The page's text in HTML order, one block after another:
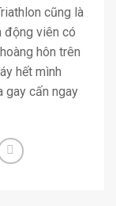
cũng là
động viên có
hôn trên
hết mình
gay cấn ngay